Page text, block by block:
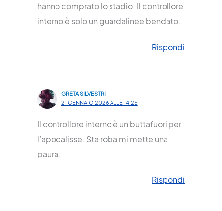
hanno comprato lo stadio. Il controllore
interno è solo un guardalinee bendato.
Rispondi
GRETA SILVESTRI
21 GENNAIO 2026 ALLE 14:25
Il controllore interno è un buttafuori per
l’apocalisse. Sta roba mi mette una
paura.
Rispondi